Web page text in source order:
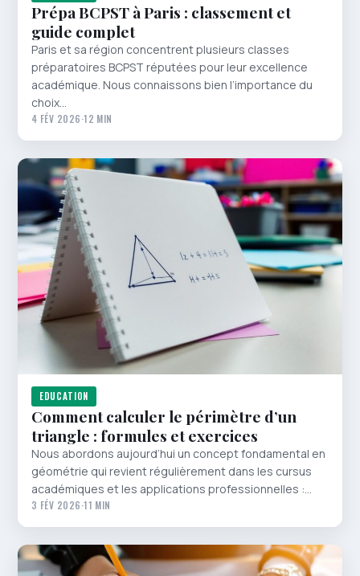
Prépa BCPST à Paris : classement et
guide complet
Paris et sa région concentrent plusieurs classes
préparatoires BCPST réputées pour leur excellence
académique. Nous connaissons bien l’importance du
choix…
4 FÉV 2026·12 MIN
EDUCATION
Comment calculer le périmètre d’un
triangle : formules et exercices
Nous abordons aujourd’hui un concept fondamental en
géométrie qui revient régulièrement dans les cursus
académiques et les applications professionnelles :…
3 FÉV 2026·11 MIN